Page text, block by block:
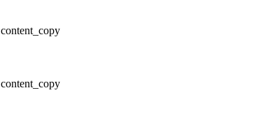
content_copy
content_copy